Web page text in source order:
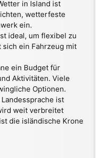
in Island ist
wetterfeste
ein.
ideal, um flexibel zu
ein Fahrzeug mit
ein Budget für
Aktivitäten. Viele
Optionen.
ist
weit verbreitet
die isländische Krone